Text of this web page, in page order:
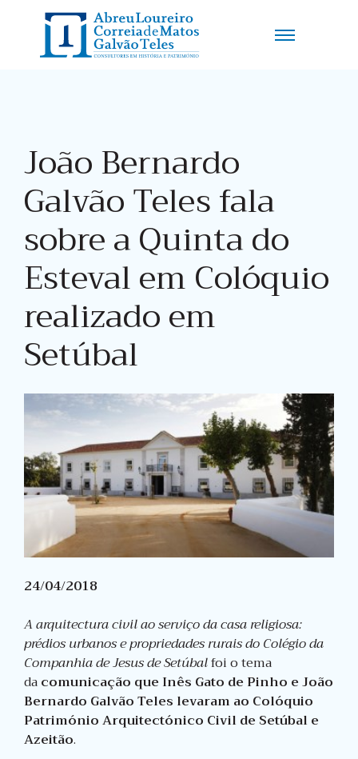
João Bernardo
Galvão Teles fala
sobre a Quinta do
Esteval em Colóquio
realizado em
Setúbal
24/04/2018
A arquitectura civil ao serviço da casa religiosa:
prédios urbanos e propriedades rurais do Colégio da
Companhia de Jesus de Setúbalfoi o tema
dacomunicação que Inês Gato de Pinho e João
Bernardo Galvão Teles levaram ao Colóquio
Património Arquitectónico Civil de Setúbal e
Azeitão.